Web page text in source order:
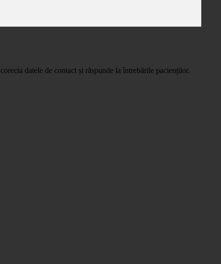
datele de contact și răspunde la întrebările pacienților.